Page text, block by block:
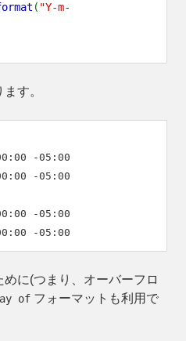
( "Y-m-
す。
-05:00
-05:00
-05:00
に(つまり、オーバーフロ
of フォーマットも利用で